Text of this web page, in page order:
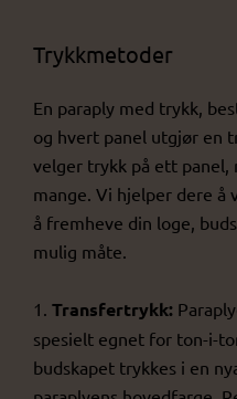
Trykkmetoder
En paraply med trykk,
og hvert panel utgjør en
velger trykk på ett
mange. Vi hjelper dere
å fremheve din loge,
mulig måte.
1. Transfertrykk:
spesielt egnet for ton-i-
budskapet trykkes i en